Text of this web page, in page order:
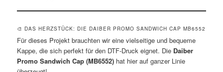
🎨 DAS HERZSTÜCK: DIE DAIBER PROMO SANDWICH CAP MB6552
Für dieses Projekt brauchten wir eine vielseitige und bequeme
Kappe, die sich perfekt für den DTF-Druck eignet. Die Daiber
Promo Sandwich Cap (MB6552) hat hier auf ganzer Linie